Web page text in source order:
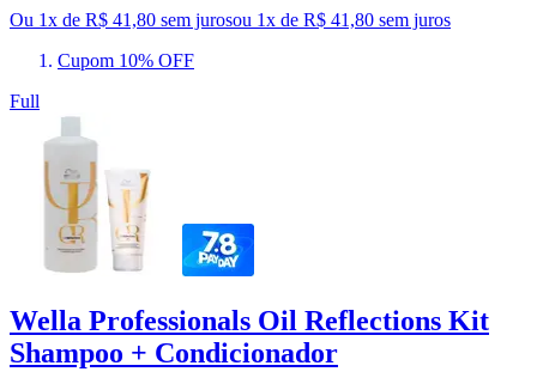
Ou 1x de R$ 41,80 sem jurosou 1x de R$ 41,80 sem juros
Cupom 10% OFF
Full
Wella Professionals Oil Reflections Kit
Shampoo + Condicionador